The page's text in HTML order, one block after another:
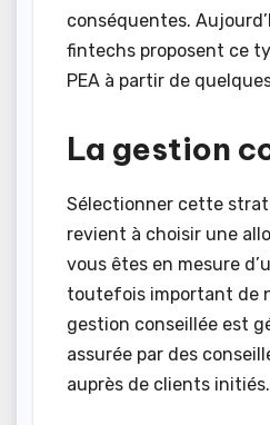
conséquentes.
fintechs proposent ce
PEA à partir de
La gestion
Sélectionner cette
revient à choisir une
vous êtes en mesure
toutefois important de
gestion conseillée est
assurée par des
auprès de clients initiés.